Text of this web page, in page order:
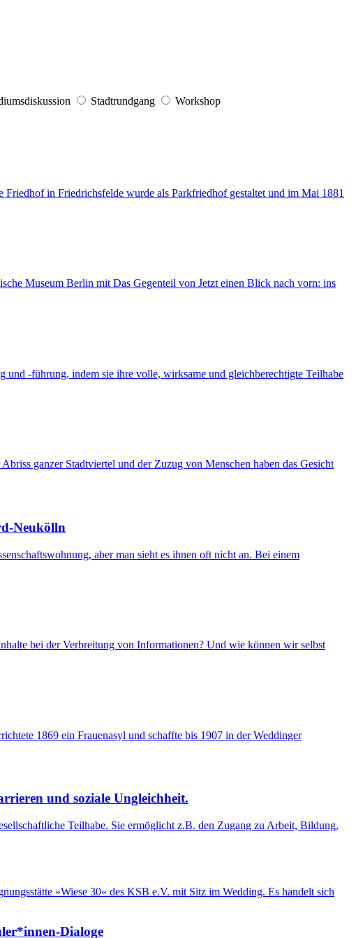
Stadtrundgang
Workshop
in Friedrichsfelde wurde als Parkfriedhof gestaltet und im Mai 1881
Museum Berlin mit Das Gegenteil von Jetzt einen Blick nach vorn: ins
-führung, indem sie ihre volle, wirksame und gleichberechtigte Teilhabe
ganzer Stadtviertel und der Zuzug von Menschen haben das Gesicht
Neukölln
aber man sieht es ihnen oft nicht an. Bei einem
bei der Verbreitung von Informationen? Und wie können wir selbst
1869 ein Frauenasyl und schaffte bis 1907 in der Weddinger
und soziale Ungleichheit.
Teilhabe. Sie ermöglicht z.B. den Zugang zu Arbeit, Bildung,
»Wiese 30« des KSB e.V. mit Sitz im Wedding. Es handelt sich
Dialoge